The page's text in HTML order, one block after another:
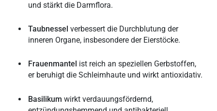
und stärkt die Darmflora.
Taubnessel verbessert die Durchblutung der
inneren Organe, insbesondere der Eierstöcke.
Frauenmantel ist reich an speziellen Gerbstoffen,
er beruhigt die Schleimhaute und wirkt antioxidativ.
Basilikumwirkt verdauungsfördernd,